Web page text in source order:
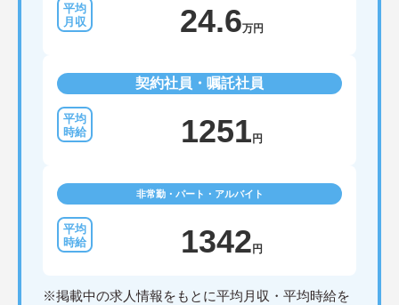
24.6万円
契約社員・嘱託社員
1251 円
非常勤・パート・アルバイト
1342 円
※掲載中の求人情報をもとに平均月収・平均時給を